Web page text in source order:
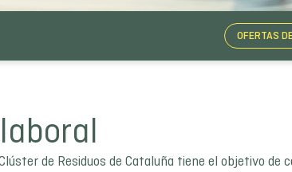
OFERTAS
de Residuos de Cataluña tiene el objetivo de